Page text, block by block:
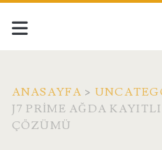
ANASAYFA >
J7 PRIME AĞDA
ÇÖZÜMÜ